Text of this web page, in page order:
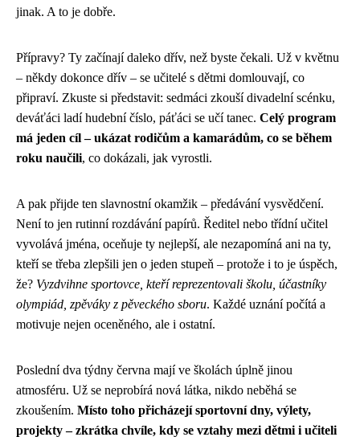
jinak. A to je dobře.
Přípravy? Ty začínají daleko dřív, než byste čekali. Už v květnu
– někdy dokonce dřív – se učitelé s dětmi domlouvají, co
připraví. Zkuste si představit: sedmáci zkouší divadelní scénku,
deváťáci ladí hudební číslo, páťáci se učí tanec. Celý program
má jeden cíl – ukázat rodičům a kamarádům, co se během
roku naučili, co dokázali, jak vyrostli.
A pak přijde ten slavnostní okamžik – předávání vysvědčení.
Není to jen rutinní rozdávání papírů. Ředitel nebo třídní učitel
vyvolává jména, oceňuje ty nejlepší, ale nezapomíná ani na ty,
kteří se třeba zlepšili jen o jeden stupeň – protože i to je úspěch,
že? Vyzdvihne sportovce, kteří reprezentovali školu, účastníky
olympiád, zpěváky z pěveckého sboru. Každé uznání počítá a
motivuje nejen oceněného, ale i ostatní.
Poslední dva týdny června mají ve školách úplně jinou
atmosféru. Už se neprobírá nová látka, nikdo neběhá se
zkoušením. Místo toho přicházejí sportovní dny, výlety,
projekty – zkrátka chvíle, kdy se vztahy mezi dětmi i učiteli